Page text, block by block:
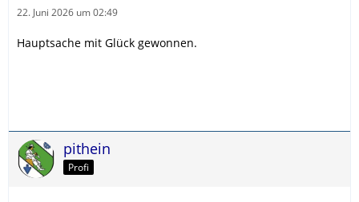
22. Juni 2026 um 02:49
Hauptsache mit Glück gewonnen.
pithein
Profi